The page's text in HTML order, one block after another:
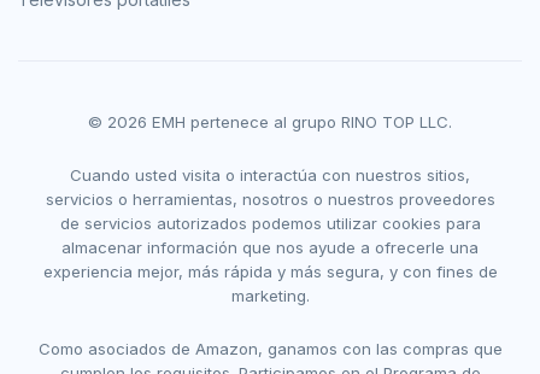
© 2026 EMH pertenece al grupo RINO TOP LLC.
Cuando usted visita o interactúa con nuestros sitios,
servicios o herramientas, nosotros o nuestros proveedores
de servicios autorizados podemos utilizar cookies para
almacenar información que nos ayude a ofrecerle una
experiencia mejor, más rápida y más segura, y con fines de
marketing.
Como asociados de Amazon, ganamos con las compras que